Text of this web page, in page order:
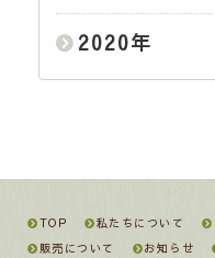
2020年
TOP 私たちについて
販売について
お知らせ